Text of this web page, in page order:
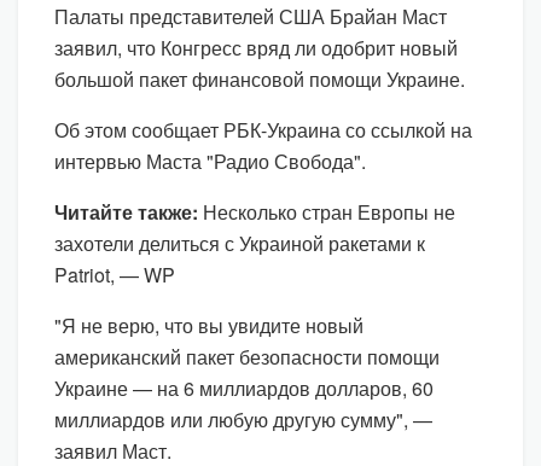
Палаты представителей США Брайан Маст
заявил, что Конгресс вряд ли одобрит новый
большой пакет финансовой помощи Украине.
Об этом сообщает РБК-Украина со ссылкой на
интервью Маста "Радио Свобода".
Читайте также: Несколько стран Европы не
захотели делиться с Украиной ракетами к
Patriot, — WP
"Я не верю, что вы увидите новый
американский пакет безопасности помощи
Украине — на 6 миллиардов долларов, 60
миллиардов или любую другую сумму", —
заявил Маст.